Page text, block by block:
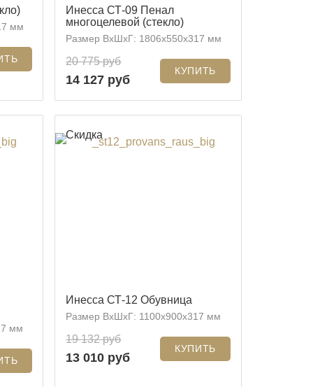
мм
Инесса СТ-09 Пенал
многоцелевой (стекло)
Размер ВхШхГ: 1806x550x317 мм
20 775 руб
14 127 руб
мм
Скидка
Инесса СТ-12 Обувница
Размер ВхШхГ: 1100x900x317 мм
19 132 руб
13 010 руб